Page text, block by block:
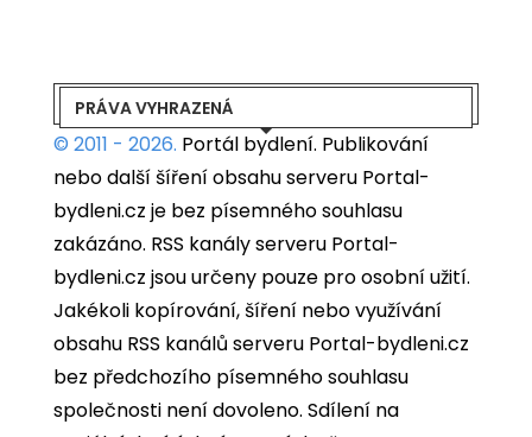
PRÁVA VYHRAZENÁ
© 2011 - 2026. Portál bydlení. Publikování
nebo další šíření obsahu serveru Portal-
bydleni.cz je bez písemného souhlasu
zakázáno. RSS kanály serveru Portal-
bydleni.cz jsou určeny pouze pro osobní užití.
Jakékoli kopírování, šíření nebo využívání
obsahu RSS kanálů serveru Portal-bydleni.cz
bez předchozího písemného souhlasu
společnosti není dovoleno. Sdílení na